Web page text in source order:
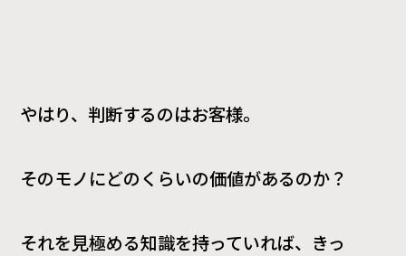
やはり、判断するのはお客様。
そのモノにどのくらいの価値があるのか？
それを見極める知識を持っていれば、きっ